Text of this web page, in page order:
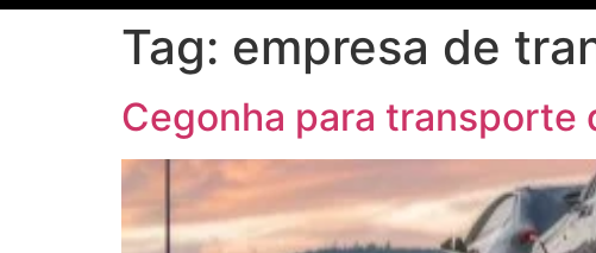
Tag: empresa de
Cegonha para transporte